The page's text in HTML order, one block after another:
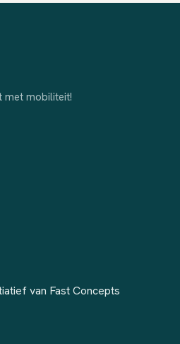
met mobiliteit!
van Fast Concepts